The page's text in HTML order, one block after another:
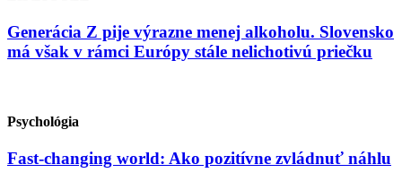
Generácia Z pije výrazne menej alkoholu. Slovensko
má však v rámci Európy stále nelichotivú priečku
Psychológia
Fast-changing world: Ako pozitívne zvládnuť náhlu